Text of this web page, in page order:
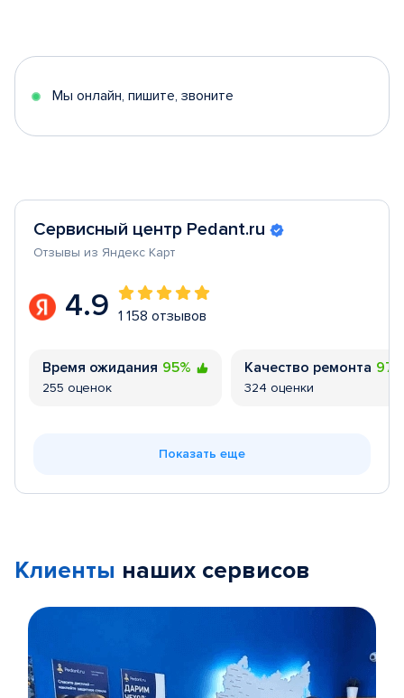
5
Мы онлайн, пишите, звоните
Сервисный центр Pedant.ru
Отзывы из Яндекс Карт
4.9 1 158 отзывов
Время ожидания 95%
255 оценок
Качество ремонта
324 оценки
Показать еще
Клиенты наших сервисов